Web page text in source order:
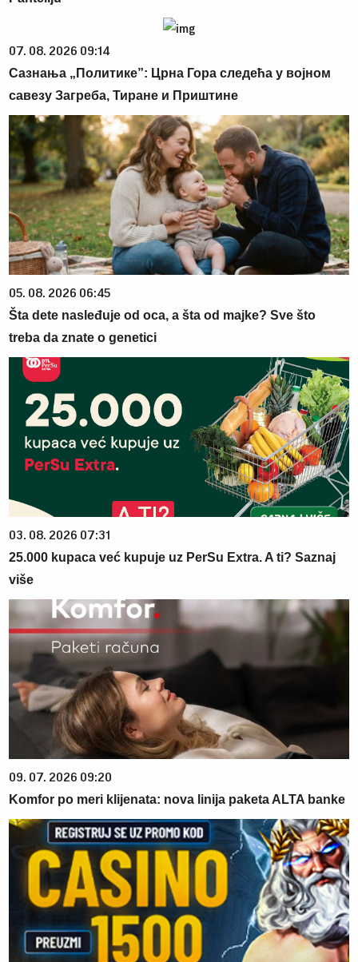
07. 08. 2026 09:14
Сазнања „Политике”: Црна Гора следећа у војном
савезу Загреба, Тиране и Приштине
05. 08. 2026 06:45
Šta dete nasleđuje od oca, a šta od majke? Sve što
treba da znate o genetici
03. 08. 2026 07:31
25.000 kupaca već kupuje uz PerSu Extra. A ti? Saznaj
više
09. 07. 2026 09:20
Komfor po meri klijenata: nova linija paketa ALTA banke